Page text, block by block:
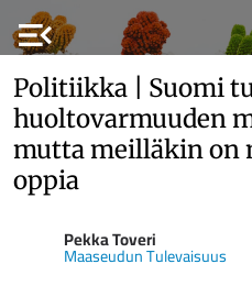
menu_open
Politiikka | Suomi
huoltovarmuuden
mutta meilläkin on
oppia
Pekka Toveri
Maaseudun Tulevaisuus